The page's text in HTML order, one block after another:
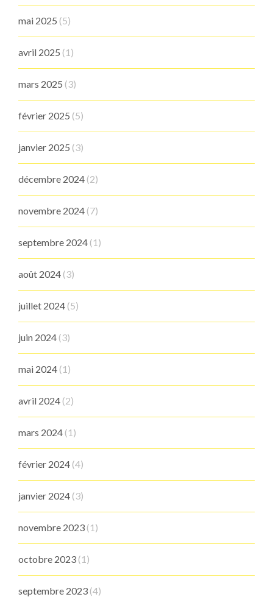
mai 2025 (5)
avril 2025 (1)
mars 2025 (3)
février 2025 (5)
janvier 2025 (3)
décembre 2024 (2)
novembre 2024 (7)
septembre 2024 (1)
août 2024 (3)
juillet 2024 (5)
juin 2024 (3)
mai 2024 (1)
avril 2024 (2)
mars 2024 (1)
février 2024 (4)
janvier 2024 (3)
novembre 2023 (1)
octobre 2023 (1)
septembre 2023 (4)